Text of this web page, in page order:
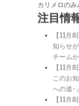
カリメロの
注目情
【11月
知らせ
チーム
【11月
このお
への道-
【11月